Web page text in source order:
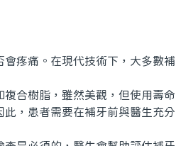
疼痛。在現代技術下，大多數補
合樹脂，雖然美觀，但使用壽命
，患者需要在補牙前與醫生充分